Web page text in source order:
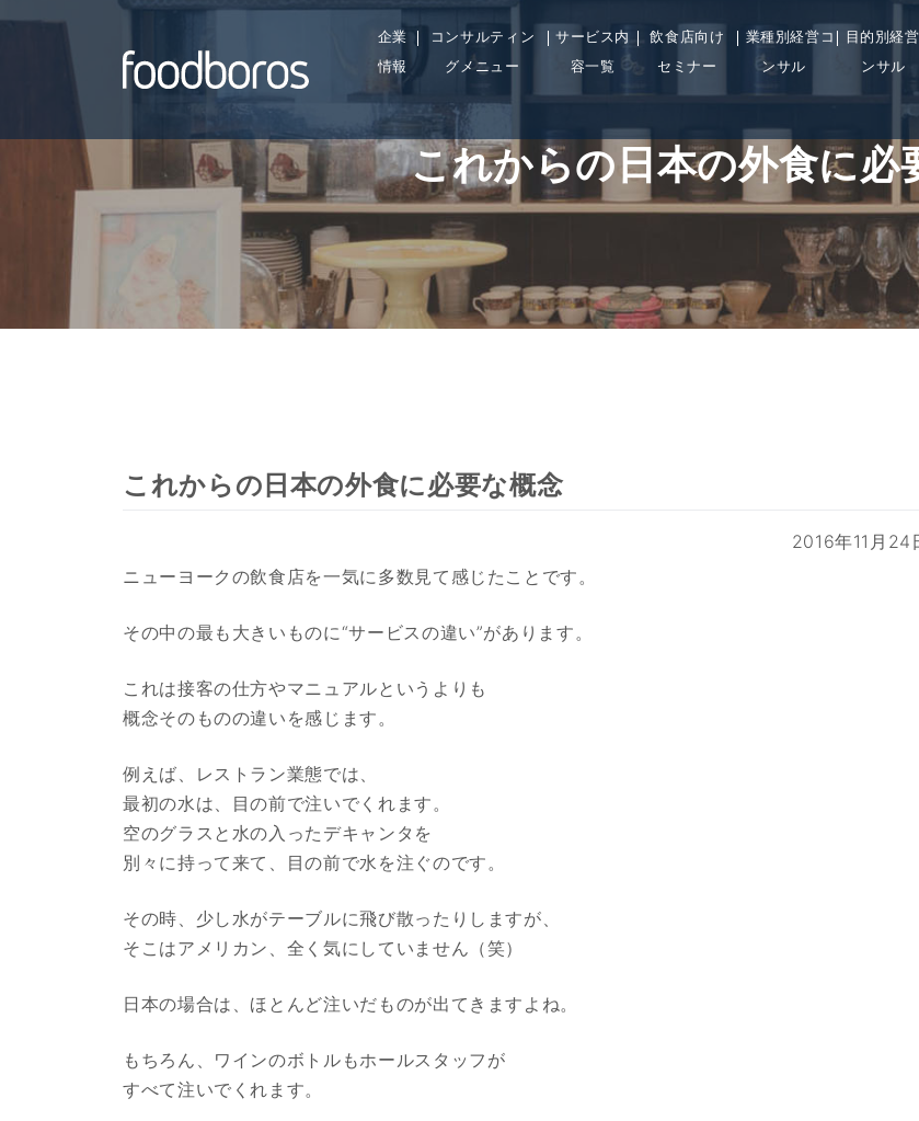
企業
情報
コンサルティン
グメニュー
サービス内
容一覧
飲食店向け
セミナー
業種別経営コ
ンサル
目的別経
ンサル
これからの日本の外食に必
これからの日本の外食に必要な概念
2016年11月24
ニューヨークの飲食店を一気に多数見て感じたことです。
その中の最も大きいものに“サービスの違い”があります。
これは接客の仕方やマニュアルというよりも
概念そのものの違いを感じます。
例えば、レストラン業態では、
最初の水は、目の前で注いでくれます。
空のグラスと水の入ったデキャンタを
別々に持って来て、目の前で水を注ぐのです。
その時、少し水がテーブルに飛び散ったりしますが、
そこはアメリカン、全く気にしていません（笑）
日本の場合は、ほとんど注いだものが出てきますよね。
もちろん、ワインのボトルもホールスタッフが
すべて注いでくれます。